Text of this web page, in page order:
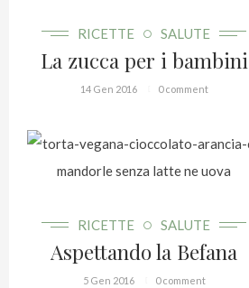
RICETTE SALUTE
La zucca per i bambini
14 Gen 2016 0 comment
RICETTE SALUTE
Aspettando la Befana
5 Gen 2016 0 comment